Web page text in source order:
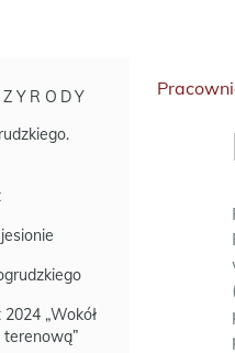
„Wokół
terenową”